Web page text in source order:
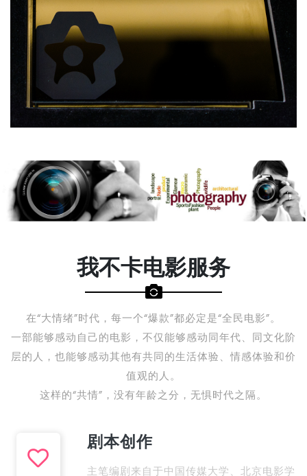
我不卡电影服务
在“大情绪”时代，每一个“爆款”都必定是“全民电影”。
一部能够感动自己的电影，不仅能够感动同年代、同文化阶
层的人，也能够感动其他有共同的生活体验、情感体验和价
值观的人。
这样的“共情”，没有年龄之分，无惧时代之隔。
剧本创作
主笔编剧来自于中国传媒大学、北京电影学